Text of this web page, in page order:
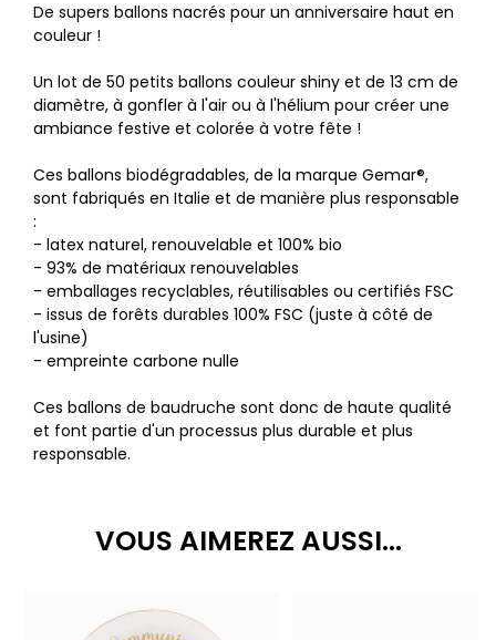
De supers ballons nacrés pour un anniversaire haut en
couleur !
Un lot de 50 petits ballons couleur shiny et de 13 cm de
diamètre, à gonfler à l'air ou à l'hélium pour créer une
ambiance festive et colorée à votre fête !
Ces ballons biodégradables, de la marque Gemar®,
sont fabriqués en Italie et de manière plus responsable
:
- latex naturel, renouvelable et 100% bio
- 93% de matériaux renouvelables
- emballages recyclables, réutilisables ou certifiés FSC
- issus de forêts durables 100% FSC (juste à côté de
l'usine)
- empreinte carbone nulle
Ces ballons de baudruche sont donc de haute qualité
et font partie d'un processus plus durable et plus
responsable.
VOUS AIMEREZ AUSSI...